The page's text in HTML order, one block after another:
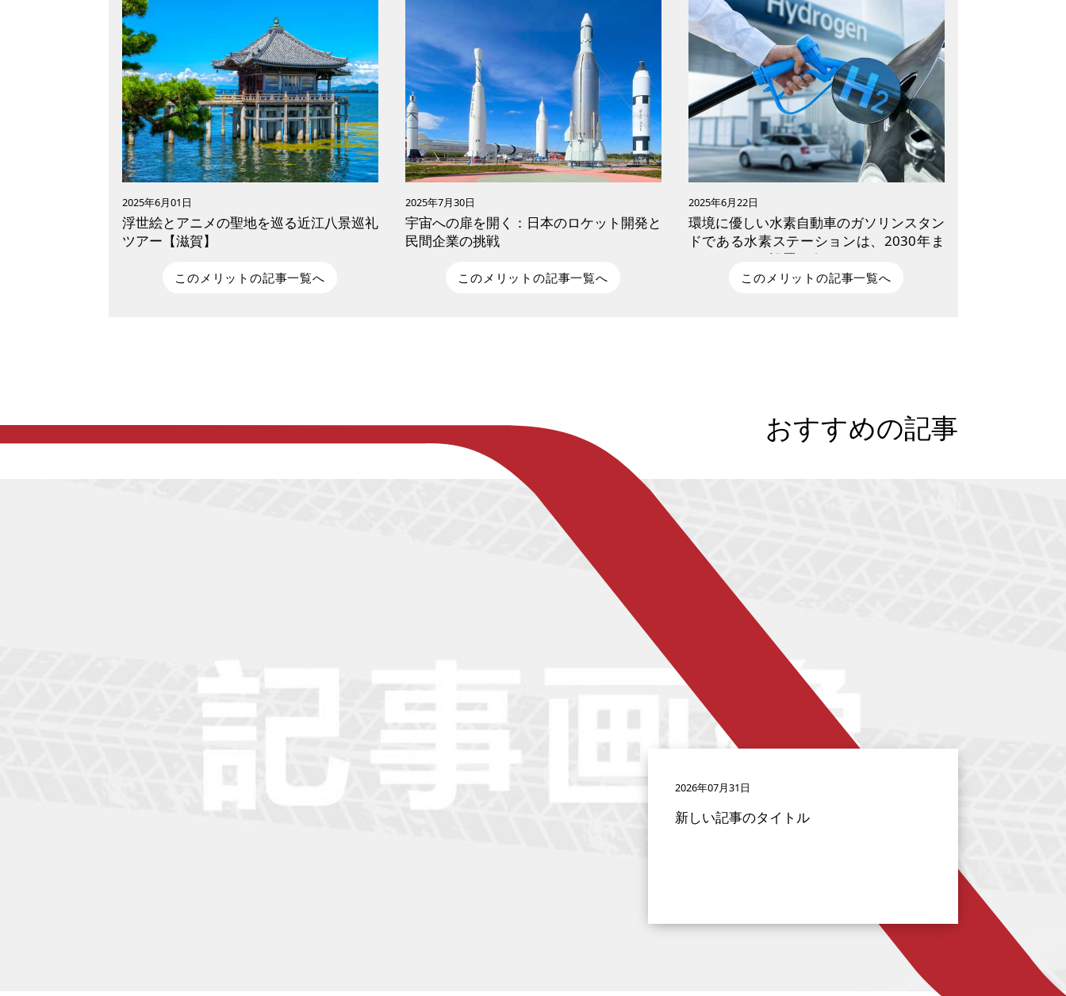
2025年6月01日
浮世絵とアニメの聖地を巡る近江八景巡礼
ツアー【滋賀】
このメリットの記事一覧へ
2025年7月30日
宇宙への扉を開く：日本のロケット開発と
民間企業の挑戦
本記事では、日本のロケット開発の歩みと現状
をふまえながら、民間企業の挑戦、JAXAとの協
業体制、そして宇宙利用の未来について、わか
りやすく解説します。
このメリットの記事一覧へ
2025年6月22日
環境に優しい水素自動車のガソリンスタン
ドである水素ステーションは、2030年ま
でにどこまで設置が進むのか
きな影響をもたらすと懸念されています。現
在、カーボンニュートラルの観点から二酸化炭
「究極のエコカー」として近年開発が進んでい
このメリットの記事一覧へ
おすすめの記事
2026年07月31日
新しい記事のタイトル